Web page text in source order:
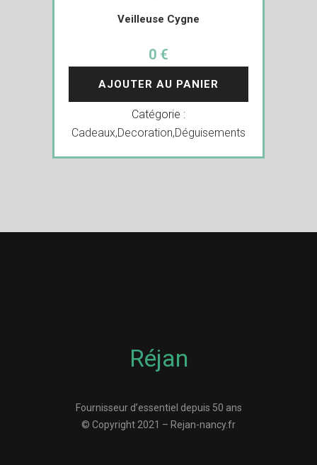
Veilleuse Cygne
0 €
AJOUTER AU PANIER
Catégorie :
Cadeaux,Decoration,Déguisements
Réjan
Fournisseur d’essentiel depuis 50 ans
© Copyright 2021 – Rejan-nancy.fr